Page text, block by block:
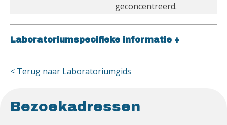
geconcentreerd.
Laboratoriumspecifieke informatie +
< Terug naar Laboratoriumgids
Bezoekadressen